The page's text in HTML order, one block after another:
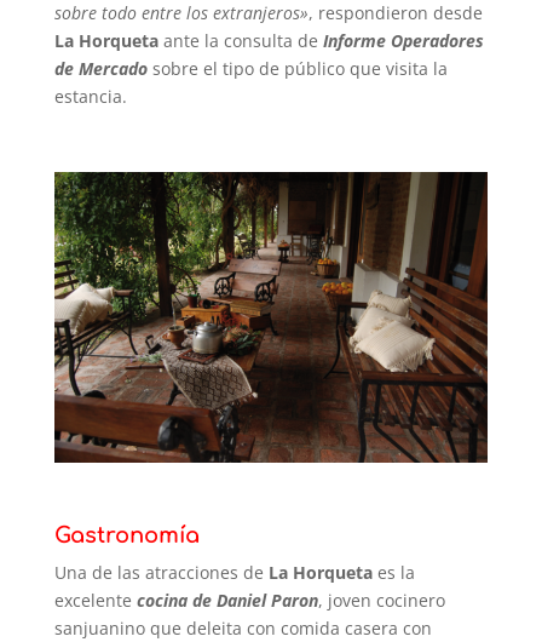
sobre todo entre los extranjeros», respondieron desde
La Horquetaante la consulta de Informe Operadores
de Mercadosobre el tipo de público que visita la
estancia.
Gastronomía
Una de las atracciones de La Horquetaes la
excelente cocina de Daniel Paron, joven cocinero
sanjuanino que deleita con comida casera con